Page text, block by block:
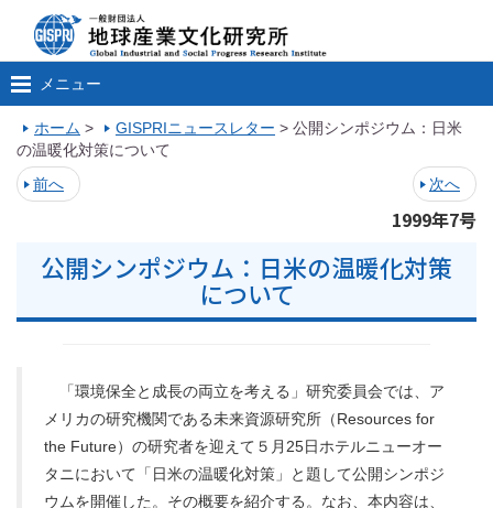
メニュー
ホーム > GISPRIニュースレター > 公開シンポジウム：日米
の温暖化対策について
前へ
次へ
1999年7号
公開シンポジウム：日米の温暖化対策
について
「環境保全と成長の両立を考える」研究委員会では、ア
メリカの研究機関である未来資源研究所（Resources for
the Future）の研究者を迎えて５月25日ホテルニューオー
タニにおいて「日米の温暖化対策」と題して公開シンポジ
ウムを開催した。その概要を紹介する。なお、本内容は、